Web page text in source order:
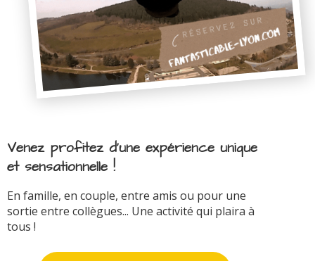
Venez profitez d'une expérience unique
et sensationnelle !
En famille, en couple, entre amis ou pour une
sortie entre collègues... Une activité qui plaira à
tous !